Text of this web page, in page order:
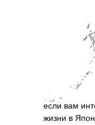
если вам
жизни в